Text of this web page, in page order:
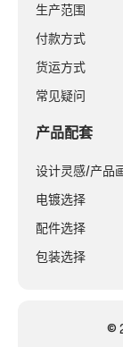
生产范围
付款方式
货运方式
常见疑问
产品配套
设计灵感/产品
电镀选择
配件选择
包装选择
©